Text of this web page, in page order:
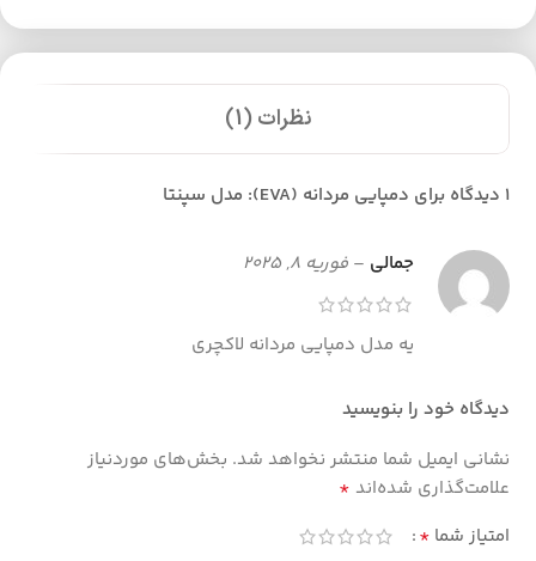
نظرات (1)
1 دیدگاه برای دمپایی مردانه (EVA): مدل سپنتا
جمالی – فوریه 8, 2025
یه مدل دمپایی مردانه لاکچری
دیدگاه خود را بنویسید
نشانی ایمیل شما منتشر نخواهد شد. بخش‌های موردنیاز
علامت‌گذاری شده‌اند *
امتیاز شما *